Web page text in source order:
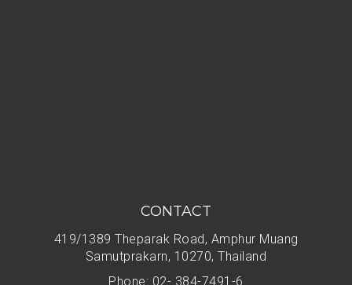
CONTACT
419/1389 Theparak Road, Amphur Muang
Samutprakarn, 10270, Thailand
Phone: 02- 384-7491-6